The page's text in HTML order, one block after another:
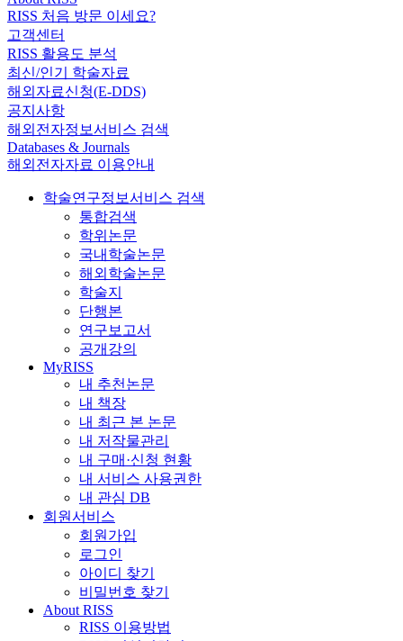
RISS 처음 방문 이세요?
고객센터
RISS 활용도 분석
최신/인기 학술자료
해외자료신청(E-DDS)
공지사항
해외전자정보서비스 검색
Databases & Journals
해외전자자료 이용안내
학술연구정보서비스 검색
통합검색
학위논문
국내학술논문
해외학술논문
학술지
단행본
연구보고서
공개강의
MyRISS
내 추천논문
내 책장
내 최근 본 논문
내 저작물관리
내 구매·신청 현황
내 서비스 사용권한
내 관심 DB
회원서비스
회원가입
로그인
아이디 찾기
비밀번호 찾기
About RISS
RISS 이용방법